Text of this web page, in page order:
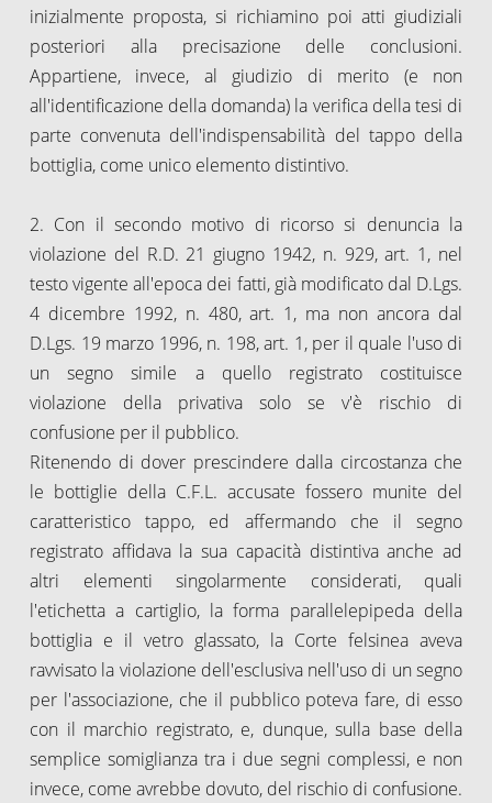
inizialmente proposta, si richiamino poi atti giudiziali
posteriori alla precisazione delle conclusioni.
Appartiene, invece, al giudizio di merito (e non
all'identificazione della domanda) la verifica della tesi di
parte convenuta dell'indispensabilità del tappo della
bottiglia, come unico elemento distintivo.
2. Con il secondo motivo di ricorso si denuncia la
violazione del R.D. 21 giugno 1942, n. 929, art. 1, nel
testo vigente all'epoca dei fatti, già modificato dal D.Lgs.
4 dicembre 1992, n. 480, art. 1, ma non ancora dal
D.Lgs. 19 marzo 1996, n. 198, art. 1, per il quale l'uso di
un segno simile a quello registrato costituisce
violazione della privativa solo se v'è rischio di
confusione per il pubblico.
Ritenendo di dover prescindere dalla circostanza che
le bottiglie della C.F.L. accusate fossero munite del
caratteristico tappo, ed affermando che il segno
registrato affidava la sua capacità distintiva anche ad
altri elementi singolarmente considerati, quali
l'etichetta a cartiglio, la forma parallelepipeda della
bottiglia e il vetro glassato, la Corte felsinea aveva
ravvisato la violazione dell'esclusiva nell'uso di un segno
per l'associazione, che il pubblico poteva fare, di esso
con il marchio registrato, e, dunque, sulla base della
semplice somiglianza tra i due segni complessi, e non
invece, come avrebbe dovuto, del rischio di confusione.